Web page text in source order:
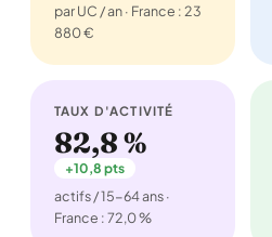
par UC / an · France : 23
880 €
TAUX D'ACTIVITÉ
82,8 %
+10,8 pts
actifs / 15-64 ans ·
France : 72,0 %